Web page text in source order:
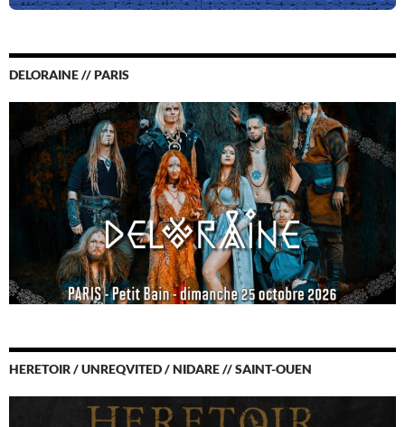
DELORAINE // PARIS
HERETOIR / UNREQVITED / NIDARE // SAINT-OUEN